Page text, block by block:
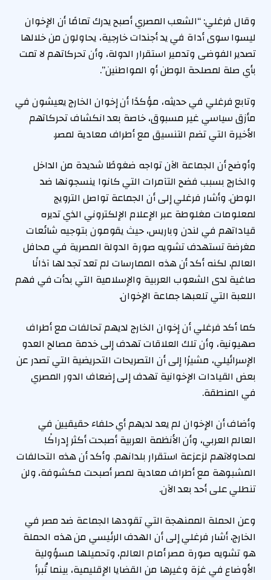
وقال فرغلي: “الشعب المصري أصبح يدرك تمامًا أن الإخوان
ليسوا سوى أداة في يد أجندات خارجية، يحاولون من خلالها
تصدير الفوضى وتدمير استقرار الدولة، وأن تحركاتهم لا تمت
بأي صلة لمصلحة الوطن أو المواطنين”.
وتابع فرغلي في حديثه، مؤكدًا أن إخوان الخارج يعيشون في
مأزق سياسي غير مسبوق، خاصة بعد انكشاف تحركاتهم
الأخيرة التي تضم التنسيق مع أطراف معادية لمصر.
وأوضح أن الجماعة الآن تواجه ضغوطًا شديدة من الداخل
والخارج بسبب فضح التآمرات التي كانوا ينسجونها ضد
الوطن. وأشار فرغلي إلى أن الجماعة تواصل الترويج
لمعلومات مغلوطة عبر الإعلام الإلكتروني الذي تديره
قياداتهم في لندن وباريس، حيث يقومون بتوجيه شائعات
مغرضة تستهدف تشويه صورة الدولة المصرية في محافل
العالم، لكنه أكد أن هذه الممارسات لم تعد تجد لها آذانًا
صاغية لدى الشعوب العربية والإسلامية التي بدأت في فهم
اللعبة التي تلعبها جماعة الإخوان.
كما أكد فرغلي أن إخوان الخارج لديهم تحالفات مع أطراف
صهيونية، وأن تلك العلاقات تهدف إلى خدمة مصالح العدو
الإسرائيلي، مشيرًا إلى أن التصريحات التحريضية التي تصدر عن
بعض القيادات الإخوانية تهدف إلى إضعاف الدور المصري
في المنطقة.
وأضاف أن الإخوان لم يعد لديهم أي حلفاء حقيقيين في
العالم العربي، وأن الأنظمة العربية أصبحت أكثر إدراكًا
لمحاولاتهم لزعزعة استقرار بلدانهم. وأكد أن هذه التحالفات
المشبوهة مع أطراف معادية لمصر أصبحت مكشوفة، ولن
تنطلي على أحد بعد الآن.
وعن الحملة الممنهجة التي تقودها الجماعة ضد مصر في
الخارج، أشار فرغلي إلى أن الهدف الرئيسي من هذه الحملة
هو تشويه صورة مصر أمام العالم، وتحميلها مسؤولية
الأوضاع في غزة وغيرها من القضايا الإقليمية، بينما تُبرأ